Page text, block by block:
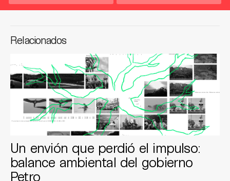
Relacionados
Un envión que perdió el impulso:
balance ambiental del gobierno
Petro